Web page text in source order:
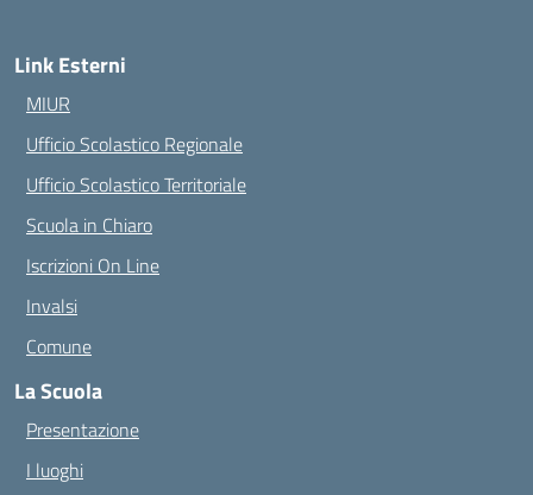
Link Esterni
MIUR
Ufficio Scolastico Regionale
Ufficio Scolastico Territoriale
Scuola in Chiaro
Iscrizioni On Line
Invalsi
Comune
La Scuola
Presentazione
I luoghi